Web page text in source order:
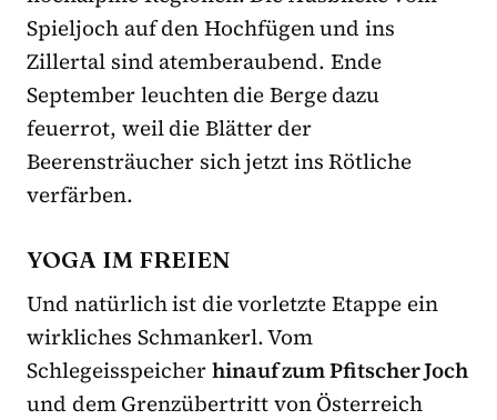
Spieljoch auf den Hochfügen und ins
Zillertal sind atemberaubend. Ende
September leuchten die Berge dazu
feuerrot, weil die Blätter der
Beerensträucher sich jetzt ins Rötliche
verfärben.
YOGA IM FREIEN
Und natürlich ist die vorletzte Etappe ein
wirkliches Schmankerl. Vom
Schlegeisspeicherhinauf zum Pfitscher Joch
und dem Grenzübertritt von Österreich